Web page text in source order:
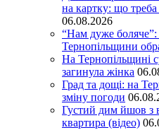
на картку: що
06.08.2026
“Нам дуже
Тернопільщини
На Тернопільщині
загинула жінка
Град та дощі: на
зміну погоди
Густий дим йшов з
квартира (відео)